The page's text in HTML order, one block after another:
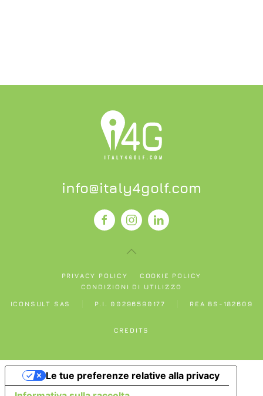
info@italy4golf.com
PRIVACY POLICY
COOKIE POLICY
CONDIZIONI DI UTILIZZO
ICONSULT SAS P.I. 00296590177 REA BS-182609
CREDITS
Le tue preferenze relative alla privacy